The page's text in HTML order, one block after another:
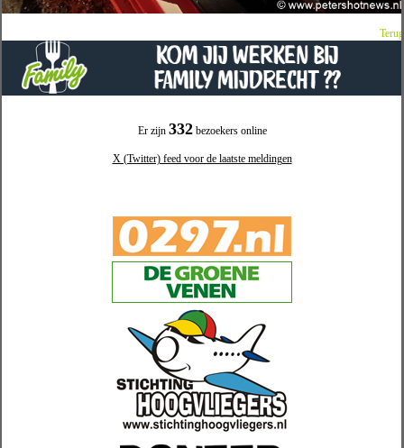
Er zijn 332bezoekers online
X (Twitter) feed voor de laatste meldingen
Terug